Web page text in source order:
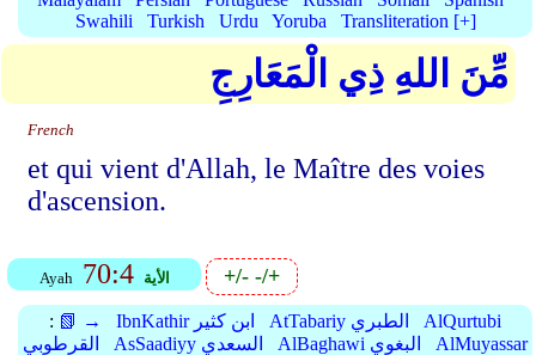
Swahili
Turkish Urdu Yoruba Transliteration [+]
مِّنَ اللهِ ذِي الْمَعَارِجِ
French
et qui vient d'Allah, le Maître des voies
d'ascension.
Ayah 70:4 الأية +/--/+
: 📗 → IbnKathir ابن كثير AtTabariy الطبري
AlQurtubi
القرطوبي
AsSaadiyy السعدي AlBaghawi البغوي
AlMuyassar